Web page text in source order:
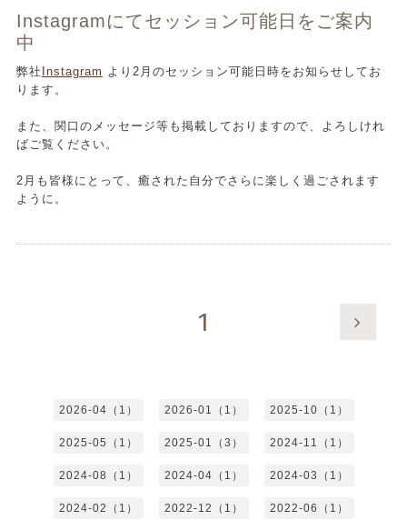
Instagramにてセッション可能日をご案内
中
弊社 Instagram より2月のセッション可能日時をお知らせしてお
ります。
また、関口のメッセージ等も掲載しておりますので、よろしけれ
ばご覧ください。
2月も皆様にとって、癒された自分でさらに楽しく過ごされます
ように。
1
2026-04（1） 2026-01（1） 2025-10（1）
2025-05（1） 2025-01（3） 2024-11（1）
2024-08（1） 2024-04（1） 2024-03（1）
2024-02（1） 2022-12（1） 2022-06（1）